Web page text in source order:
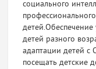
социального
детей.Обеспечение
детей разного
адаптации детей
посещать детские